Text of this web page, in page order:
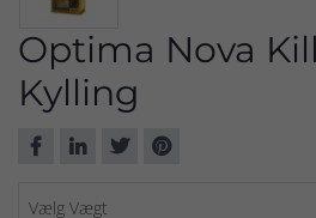
Optima Nova
Kylling